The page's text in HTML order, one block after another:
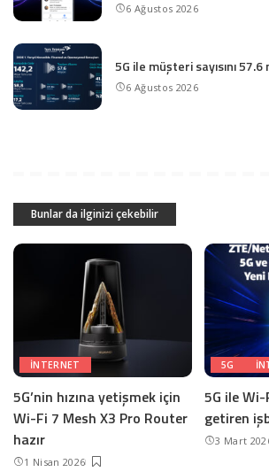
6 Ağustos 2026
5G ile müşteri sayısını 57.6
6 Ağustos 2026
Bunlar da ilginizi çekebilir
INTERNET
5G’nin hızına yetişmek için
Wi-Fi 7 Mesh X3 Pro Router
hazır
1 Nisan 2026
5G
5G ile
getiren
3 Mart